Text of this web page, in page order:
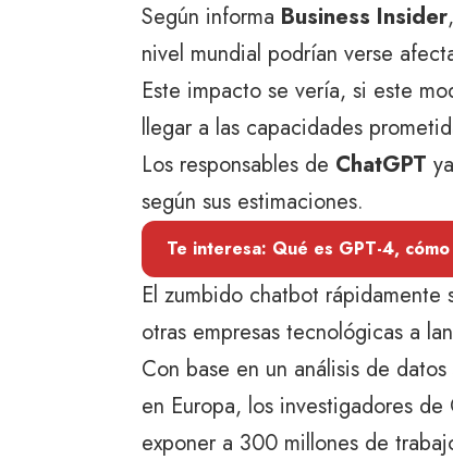
Según informa Business Insider
nivel mundial podrían verse
Este impacto se vería, si este
llegar a las capacidades
Los responsables de ChatGPT
según sus estimaciones.
Te interesa: Qué es GPT-4,
El zumbido chatbot
otras empresas tecnológicas a
Con base en un análisis de
en Europa, los investigadores
exponer a 300 millones de